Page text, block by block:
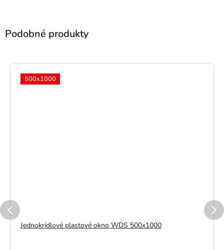
500x1000
Jednokrídlové plastové okno WDS 500x1000